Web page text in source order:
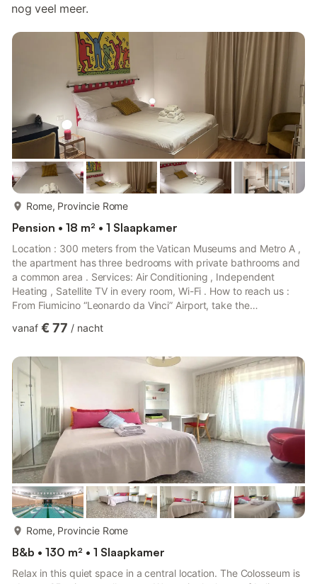
nog veel meer.
Rome, Provincie Rome
Pension • 18 m² • 1 Slaapkamer
Location : 300 meters from the Vatican Museums and Metro A ,
the apartment has three bedrooms with private bathrooms and
a common area . Services: Air Conditioning , Independent
Heating , Satellite TV in every room, Wi-Fi . How to reach us :
From Fiumicino “Leonardo da Vinci” Airport, take the
Metro Line A towards Battistini and get off at the Ottaviano
Ciampino Airport, take the TERRAVISION bus to Termini Station
and proceed in the same way with Metro Line A. Overview...
vanaf € 77 / nacht
Rome, Provincie Rome
B&b • 130 m² • 1 Slaapkamer
Relax in this quiet space in a central location. The Colosseum is